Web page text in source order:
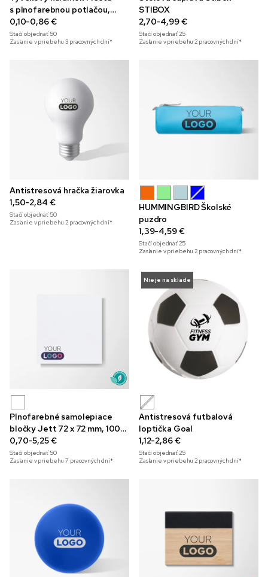
s plnofarebnou potlačou,
25 mm
0,10-0,86 €
Stačí objednať 50
Zaslanie v priebehu 3 pracovných dní*
STIBOX
2,70-4,99 €
Stačí objednať25
Zaslanie v priebehu 2 pracovných dní*
Antistresová hračka žiarovka
1,50-2,84 €
Stačí objednať 50
Zaslanie v priebehu 2 pracovných dní*
HUMMINGBIRD Školské
puzdro
1,39-4,59 €
Stačí objednať25
Zaslanie v priebehu 2 pracovných dní*
Plnofarebné samolepiace
bločky Jett 72 x 72 mm, 100
listov
0,70-5,25 €
Stačí objednať 50
Zaslanie v priebehu 7 pracovných dní*
Nie je na sklade
Antistresová futbalová
loptička Goal
1,12-2,86 €
Stačí objednať25
Zaslanie v priebehu 2 pracovných dní*